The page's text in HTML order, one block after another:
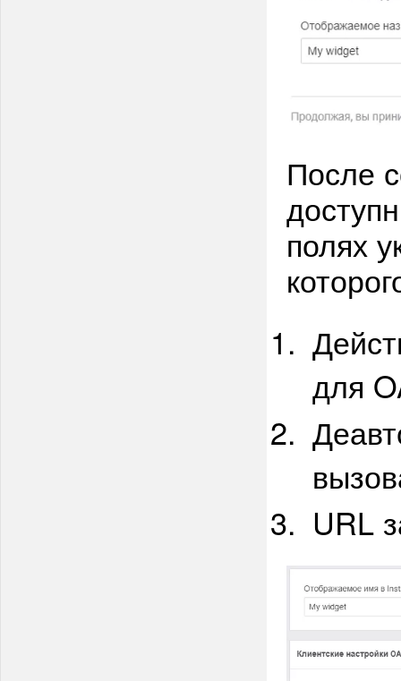
После
полях
для
URL